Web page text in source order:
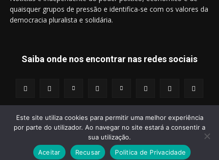
quaisquer grupos de pressão e identifica-se com os valores da
democracia pluralista e solidária.
Saiba onde nos encontrar nas redes sociais
© 2014 - 2025 Lidador Notícias. | Todos os Direitos Reservados.
Termos e Condições Política de Privacidade Publicidade
Este site utiliza cookies para permitir uma melhor experiência
por parte do utilizador. Ao navegar no site estará a consentir a
sua utilização.
Aceitar
Recusar Politica de Privacidade